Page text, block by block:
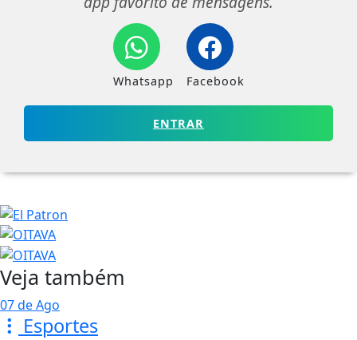
Whatsapp Facebook
ENTRAR
Veja também
07 de Ago
Esportes